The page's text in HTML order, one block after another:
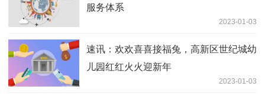
服务体系
2023-01-03
速讯：欢欢喜喜接福兔，高新区世纪城幼
儿园红红火火迎新年
2023-01-03